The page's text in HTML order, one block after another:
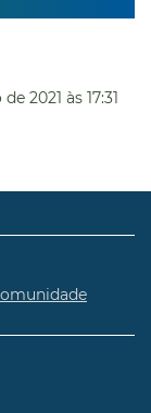
2021 às 17:31